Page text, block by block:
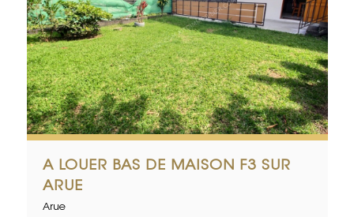
A LOUER BAS DE MAISON F3 SUR
ARUE
Arue